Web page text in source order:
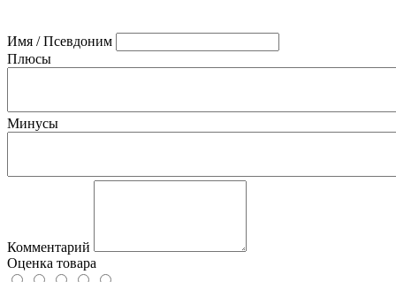
Имя / Псевдоним
Плюсы
Минусы
Комментарий
Оценка товара